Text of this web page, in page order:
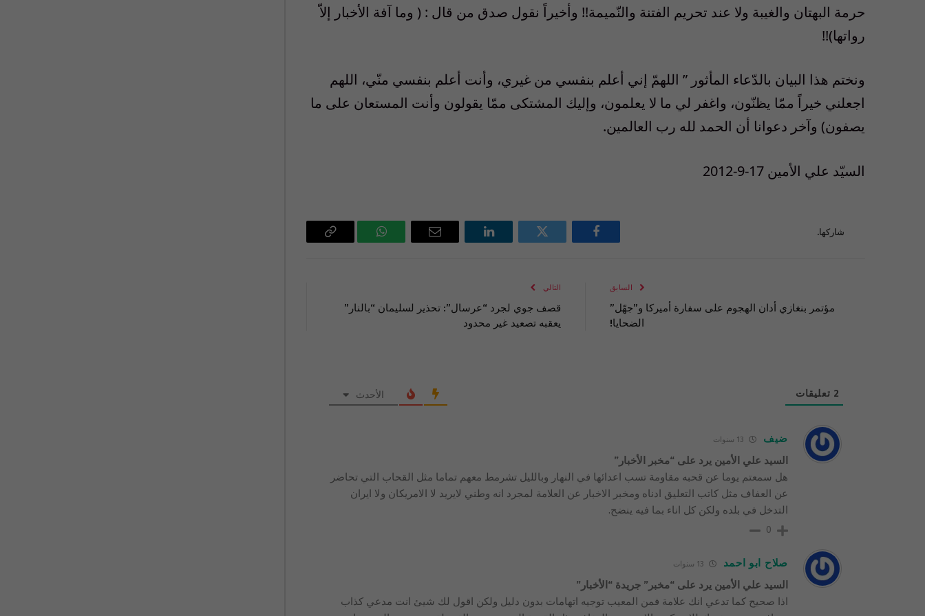
حرمة البهتان والغيبة ولا عند تحريم الفتنة والنّميمة!! وأخيراً نقول صدق من قال : ( وما آفة الأخبار إلاّ
رواتها)!!
ونختم هذا البيان بالدّعاء المأثور ” اللهمّ إني أعلم بنفسي من غيري، وأنت أعلم بنفسي منّي، اللهم
اجعلني خيراً ممّا يظنّون، واغفر لي ما لا يعلمون، وإليك المشتكى ممّا يقولون وأنت المستعان على ما
يصفون) وآخر دعوانا أن الحمد لله رب العالمين.
السيّد علي الأمين 17-9-2012 ‎
شاركها.
فيسبوك تويتر لينكدإن
البريد
واتساب
Copy
السابق
مؤتمر بنغازي أدان الهجوم على سفارة أميركا و”جهّل”
الضحايا!
التالي
قصف جوي لجرد “عرسال”: تحذير لسليمان “بالنار”
يعقبه تصعيد غير محدود
2 تعليقات الأحدث
ضيف
السيد علي الأمين يرد على “مخبر الأخبار”
هل سمعتم يوما عن قحبه مقاومة تسب اعدائها في النهار وبالليل تشرمط معهم تماما مثل القحاب التي تحاضر
عن العفاف مثل كاتب التعليق ادناه ومخبر الاخبار عن العلامة لمجرد انه وطني لايريد لا الامريكان ولا ايران
التدخل في بلده ولكن كل اناء بما فيه ينضح.
0
صلاح ابو احمد
السيد علي الأمين يرد على “مخبر” جريدة “الأخبار”
اذا صحيح كما تدعي انك علامة فمن المعيب توجيه اتهامات بدون دليل ولكن اقول لك شيئ انت مدعي كذاب